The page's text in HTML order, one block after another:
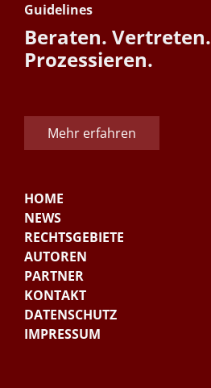
Guidelines
Beraten. Vertreten.
Prozessieren.
Mehr erfahren
HOME
NEWS
RECHTSGEBIETE
AUTOREN
PARTNER
KONTAKT
DATENSCHUTZ
IMPRESSUM